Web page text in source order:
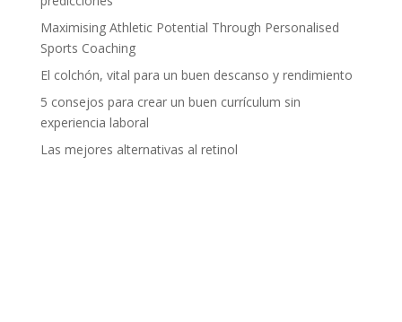
Maximising Athletic Potential Through Personalised
Sports Coaching
El colchón, vital para un buen descanso y rendimiento
5 consejos para crear un buen currículum sin
experiencia laboral
Las mejores alternativas al retinol